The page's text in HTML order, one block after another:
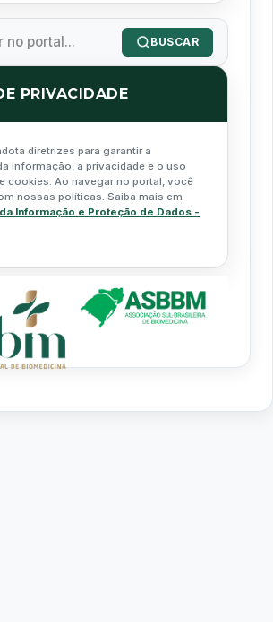
BUSCAR
PRIVACIDADE
diretrizes para garantir a
informação, a privacidade e o uso
cookies. Ao navegar no portal, você
nossas políticas. Saiba mais em
Informação e Proteção de Dados -